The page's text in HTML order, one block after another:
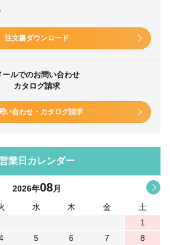
注文書ダウンロード
ールでのお問い合わせ
カタログ請求
い合わせ・カタログ請求
業日カレンダー
>
2026年08月
水 木 金
土
1
5 6 7
8